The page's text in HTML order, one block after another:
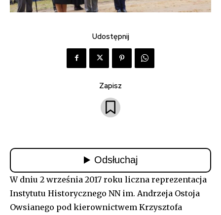
Udostępnij
Zapisz
W dniu 2 września 2017 roku liczna reprezentacja
Instytutu Historycznego NN im. Andrzeja Ostoja
Owsianego pod kierownictwem Krzysztofa